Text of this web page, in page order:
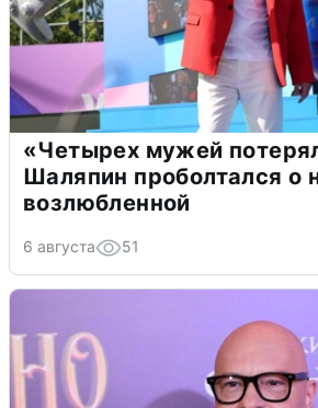
«Четырех мужей
Шаляпин проболтался о
возлюбленной
6 августа 51